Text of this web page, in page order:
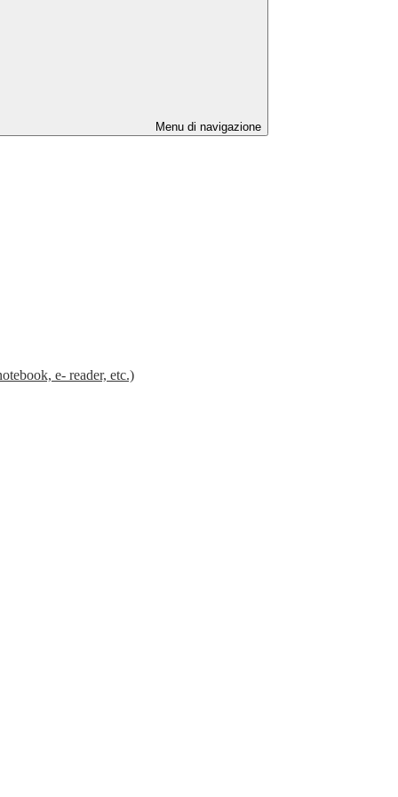
Menu di navigazione
e- reader, etc.)